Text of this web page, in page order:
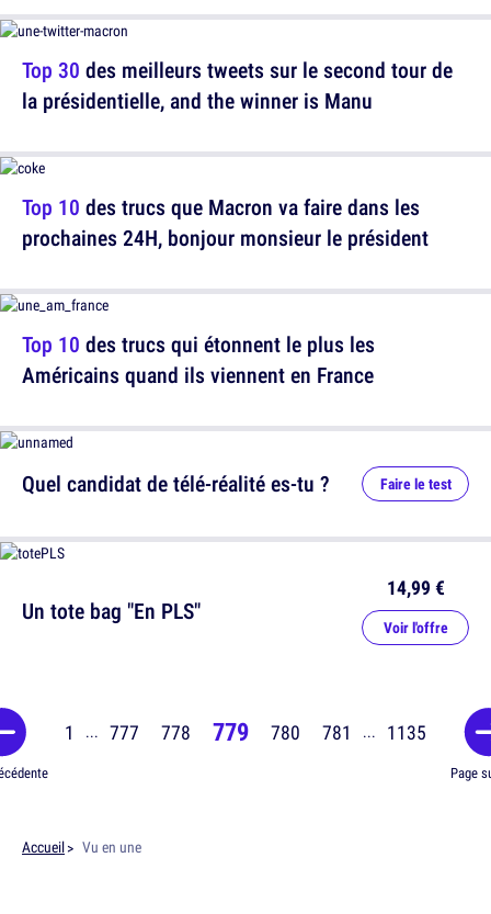
Top 10 des trucs que Macron va faire dans les
prochaines 24H, bonjour monsieur le président
Quel candidat de télé-réalité es-tu ? Faire le test
Top 30 des meilleurs tweets sur le second tour de
la présidentielle, and the winner is Manu
Top 10 des trucs qui étonnent le plus les
Américains quand ils viennent en France
Un tote bag "En PLS"
14,99 €
Voir l'offre
1 ... 777 778 779 780 781 ... 1135
Page
Accueil Vu en une